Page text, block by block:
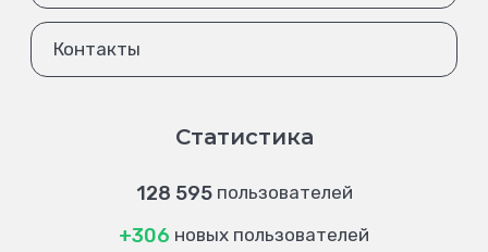
Контакты
Статистика
128 595 пользователей
+306 новых пользователей